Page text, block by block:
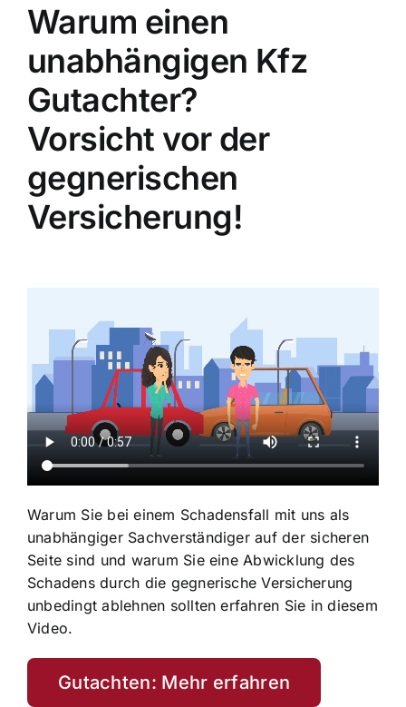
Warum einen
unabhängigen Kfz
Gutachter?
Vorsicht vor der
gegnerischen
Versicherung!
Warum Sie bei einem Schadensfall mit uns als
unabhängiger Sachverständiger auf der sicheren
Seite sind und warum Sie eine Abwicklung des
Schadens durch die gegnerische Versicherung
unbedingt ablehnen sollten erfahren Sie in diesem
Video.
Gutachten: Mehr erfahren